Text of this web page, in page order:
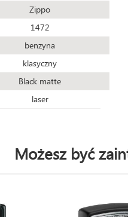
Zippo
1472
benzyna
klasyczny
Black matte
laser
Możesz być